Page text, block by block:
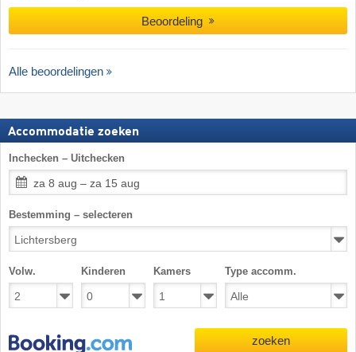
Beoordeling
Alle beoordelingen
Accommodatie zoeken
Inchecken – Uitchecken
za 8 aug – za 15 aug
Bestemming – selecteren
Volw. Kinderen Kamers Type accomm.
zoeken